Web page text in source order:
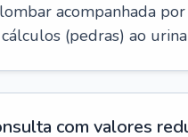
acompanhada
(pedras) ao
com valores